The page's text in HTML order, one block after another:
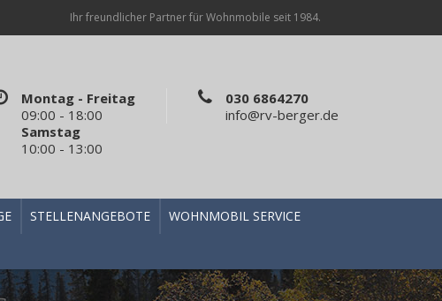
Ihr freundlicher Partner für Wohnmobile seit 1984.
Montag - Freitag
09:00 - 18:00
Samstag
10:00 - 13:00
030 6864270
info@rv-berger.de
STELLENANGEBOTE WOHNMOBIL SERVICE